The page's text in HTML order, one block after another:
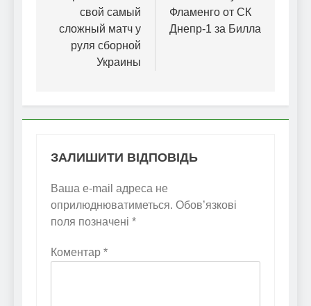
свой самый
сложный матч у
руля сборной
Украины
Фламенго от СК
Днепр-1 за Билла
ЗАЛИШИТИ ВІДПОВІДЬ
Ваша e-mail адреса не
оприлюднюватиметься. Обов’язкові
поля позначені *
Коментар *